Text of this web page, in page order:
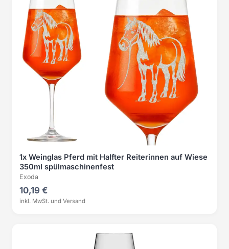
1x Weinglas Pferd mit Halfter Reiterinnen auf Wiese
350ml spülmaschinenfest
Exoda
10,19 €
inkl. MwSt. und Versand